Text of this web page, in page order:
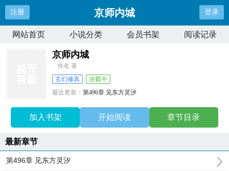
注册 京师内城 登录
网站首页 小说分类 会员书架 阅读记录
京师内城
佚名 著
玄幻修真
连载中
最近更新：第496章 见东方灵汐
加入书架 开始阅读 章节目录
最新章节
第496章 见东方灵汐